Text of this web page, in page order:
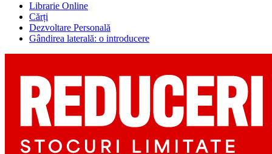
Librarie Online
Cărți
Dezvoltare Personală
Gândirea laterală: o introducere